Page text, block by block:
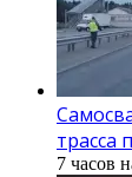
трасса
7 часов